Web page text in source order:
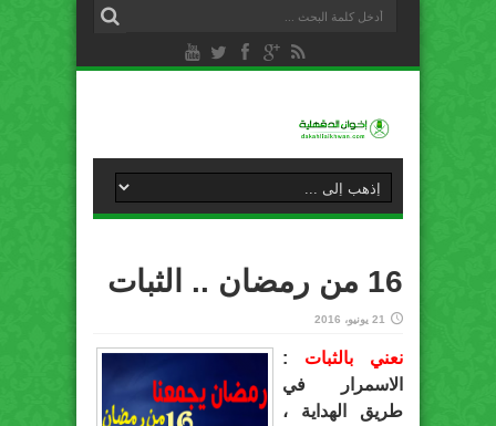
16 من رمضان .. الثبات
21 يونيو، 2016
نعني بالثبات :
الاسمرار في
طريق الهداية ،